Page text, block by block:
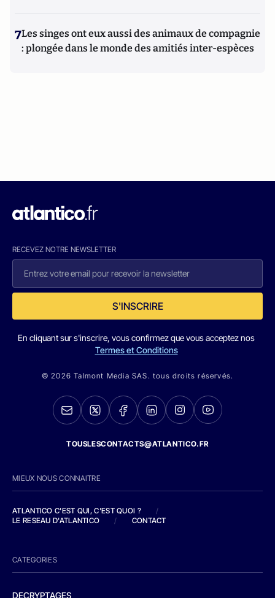
7Les singes ont eux aussi des animaux de compagnie
: plongée dans le monde des amitiés inter-espèces
RECEVEZ NOTRE NEWSLETTER
S'INSCRIRE
En cliquant sur s'inscrire, vous confirmez que vous acceptez nos
Termes et Conditions
© 2026 Talmont Media SAS. tous droits réservés.
TOUSLESCONTACTS@ATLANTICO.FR
MIEUX NOUS CONNAITRE
ATLANTICO C'EST QUI, C'EST QUOI ?
/
LE RESEAU D'ATLANTICO
/ CONTACT
CATEGORIES
DECRYPTAGES